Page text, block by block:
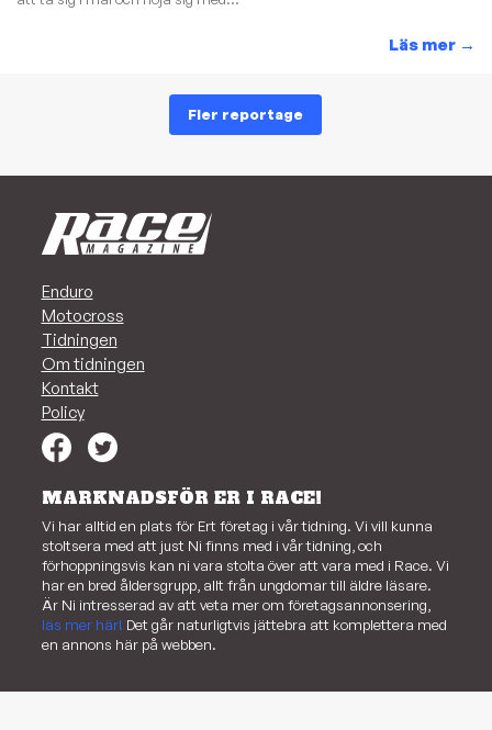
Läs mer →
Fler reportage
Enduro
Motocross
Tidningen
Om tidningen
Kontakt
Policy
MARKNADSFÖR ER I RACE!
Vi har alltid en plats för Ert företag i vår tidning. Vi vill kunna
stoltsera med att just Ni finns med i vår tidning, och
förhoppningsvis kan ni vara stolta över att vara med i Race. Vi
har en bred åldersgrupp, allt från ungdomar till äldre läsare.
Är Ni intresserad av att veta mer om företagsannonsering,
läs mer här! Det går naturligtvis jättebra att komplettera med
en annons här på webben.